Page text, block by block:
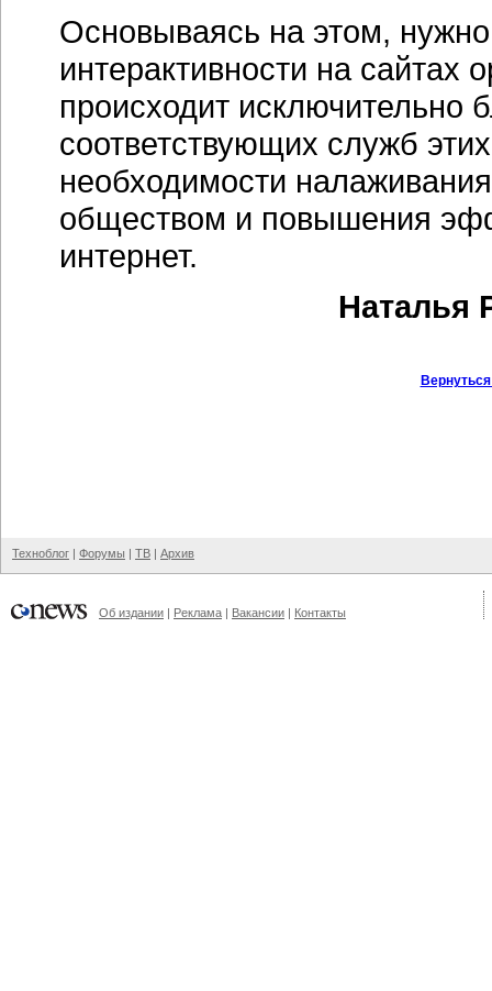
Основываясь на этом, нужно
интерактивности на сайтах
происходит исключительно
соответствующих служб
необходимости
обществом и повышения
интернет.
Наталья
Техноблог | Форумы | ТВ | Архив
Об издании | Реклама | Вакансии | Контакты